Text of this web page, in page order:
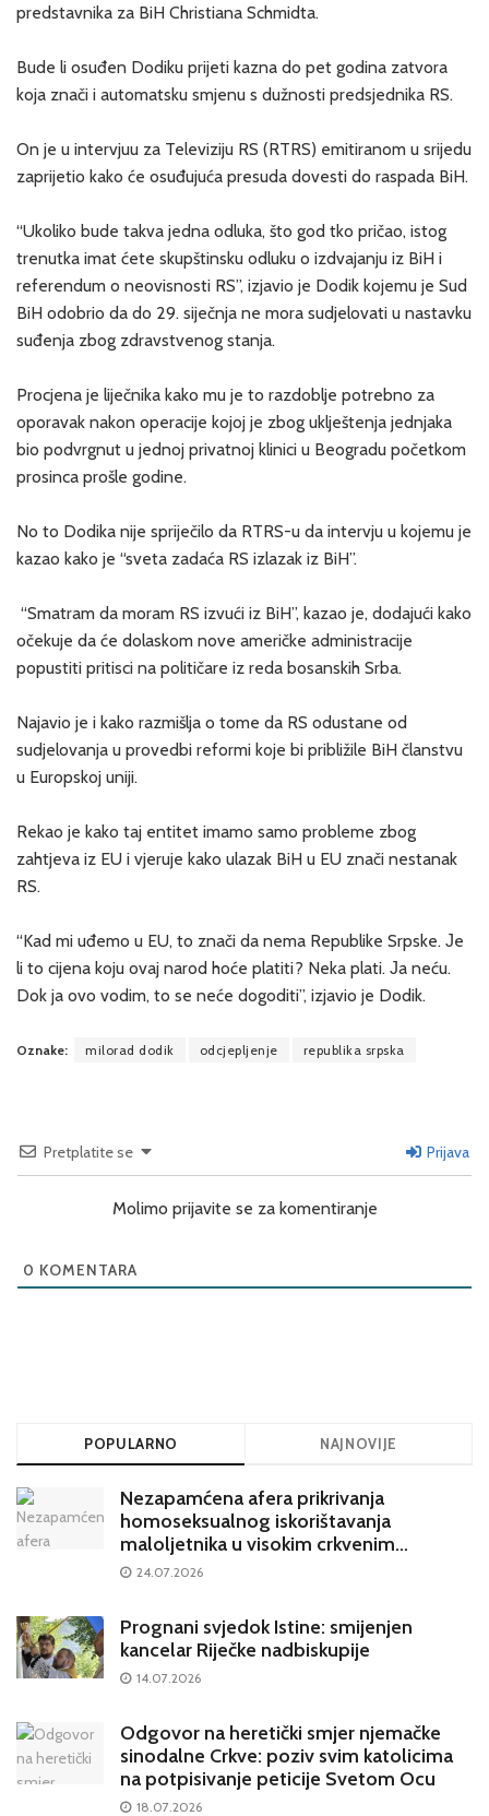
predstavnika za BiH Christiana Schmidta.
Bude li osuđen Dodiku prijeti kazna do pet godina zatvora
koja znači i automatsku smjenu s dužnosti predsjednika RS.
On je u intervjuu za Televiziju RS (RTRS) emitiranom u srijedu
zaprijetio kako će osuđujuća presuda dovesti do raspada BiH.
“Ukoliko bude takva jedna odluka, što god tko pričao, istog
trenutka imat ćete skupštinsku odluku o izdvajanju iz BiH i
referendum o neovisnosti RS”, izjavio je Dodik kojemu je Sud
BiH odobrio da do 29. siječnja ne mora sudjelovati u nastavku
suđenja zbog zdravstvenog stanja.
Procjena je liječnika kako mu je to razdoblje potrebno za
oporavak nakon operacije kojoj je zbog uklještenja jednjaka
bio podvrgnut u jednoj privatnoj klinici u Beogradu početkom
prosinca prošle godine.
No to Dodika nije spriječilo da RTRS-u da intervju u kojemu je
kazao kako je “sveta zadaća RS izlazak iz BiH”.
“Smatram da moram RS izvući iz BiH”, kazao je, dodajući kako
očekuje da će dolaskom nove američke administracije
popustiti pritisci na političare iz reda bosanskih Srba.
Najavio je i kako razmišlja o tome da RS odustane od
sudjelovanja u provedbi reformi koje bi približile BiH članstvu
u Europskoj uniji.
Rekao je kako taj entitet imamo samo probleme zbog
zahtjeva iz EU i vjeruje kako ulazak BiH u EU znači nestanak
RS.
“Kad mi uđemo u EU, to znači da nema Republike Srpske. Јe
li to cijena koju ovaj narod hoće platiti? Neka plati. Јa neću.
Dok ja ovo vodim, to se neće dogoditi”, izjavio je Dodik.
Oznake: milorad dodik odcjepljenje republika srpska
Pretplatite se Prijava
Molimo prijavite se za komentiranje
0 KOMENTARA
POPULARNO NAJNOVIJE
Nezapamćena afera prikrivanja
homoseksualnog iskorištavanja
maloljetnika u visokim crkvenim
krugovima potresa Hrvatsku
24.07.2026
Prognani svjedok Istine: smijenjen
kancelar Riječke nadbiskupije
14.07.2026
Odgovor na heretički smjer njemačke
sinodalne Crkve: poziv svim katolicima
na potpisivanje peticije Svetom Ocu
18.07.2026